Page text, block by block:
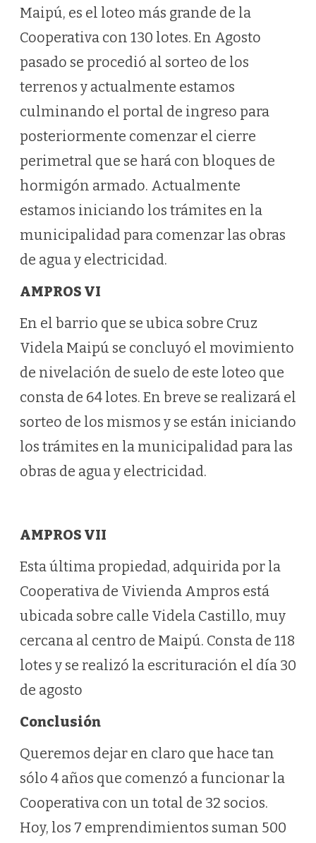
Maipú, es el loteo más grande de la
Cooperativa con 130 lotes. En Agosto
pasado se procedió al sorteo de los
terrenos y actualmente estamos
culminando el portal de ingreso para
posteriormente comenzar el cierre
perimetral que se hará con bloques de
hormigón armado. Actualmente
estamos iniciando los trámites en la
municipalidad para comenzar las obras
de agua y electricidad.
AMPROS VI
En el barrio que se ubica sobre Cruz
Videla Maipú se concluyó el movimiento
de nivelación de suelo de este loteo que
consta de 64 lotes. En breve se realizará el
sorteo de los mismos y se están iniciando
los trámites en la municipalidad para las
obras de agua y electricidad.
AMPROS VII
Esta última propiedad, adquirida por la
Cooperativa de Vivienda Ampros está
ubicada sobre calle Videla Castillo, muy
cercana al centro de Maipú. Consta de 118
lotes y se realizó la escrituración el día 30
de agosto
Conclusión
Queremos dejar en claro que hace tan
sólo 4 años que comenzó a funcionar la
Cooperativa con un total de 32 socios.
Hoy, los 7 emprendimientos suman 500